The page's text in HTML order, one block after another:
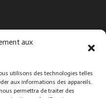
aux
utilisons des technologies telles
aux informations des appareils.
permettra de traiter des